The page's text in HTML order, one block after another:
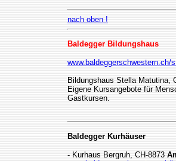
nach oben !
Baldegger Bildungshaus
www.baldeggerschwestern.ch/
Bildungshaus Stella Matutina,
Eigene Kursangebote für
Gastkursen.
Baldegger Kurhäuser
- Kurhaus Bergruh, CH-8873